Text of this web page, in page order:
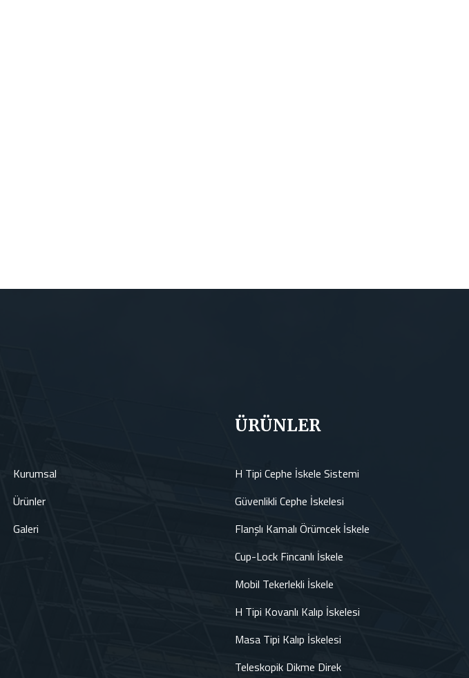
Kurumsal
Ürünler
Galeri
ÜRÜNLER
H Tipi Cephe İskele Sistemi
Güvenlikli Cephe İskelesi
Flanşlı Kamalı Örümcek İskele
Cup-Lock Fincanlı İskele
Mobil Tekerlekli İskele
H Tipi Kovanlı Kalıp İskelesi
Masa Tipi Kalıp İskelesi
Teleskopik Dikme Direk